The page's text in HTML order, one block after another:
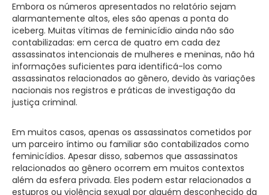
Embora os números apresentados no relatório sejam
alarmantemente altos, eles são apenas a ponta do
iceberg. Muitas vítimas de feminicídio ainda não são
contabilizadas: em cerca de quatro em cada dez
assassinatos intencionais de mulheres e meninas, não há
informações suficientes para identificá-los como
assassinatos relacionados ao gênero, devido às variações
nacionais nos registros e práticas de investigação da
justiça criminal.
Em muitos casos, apenas os assassinatos cometidos por
um parceiro íntimo ou familiar são contabilizados como
feminicídios. Apesar disso, sabemos que assassinatos
relacionados ao gênero ocorrem em muitos contextos
além da esfera privada. Eles podem estar relacionados a
estupros ou violência sexual por alguém desconhecido da